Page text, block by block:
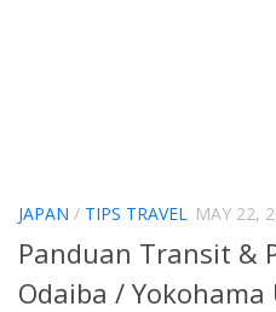
JAPAN / TIPS TRAVEL MAY 22,
Panduan Transit &
Odaiba /